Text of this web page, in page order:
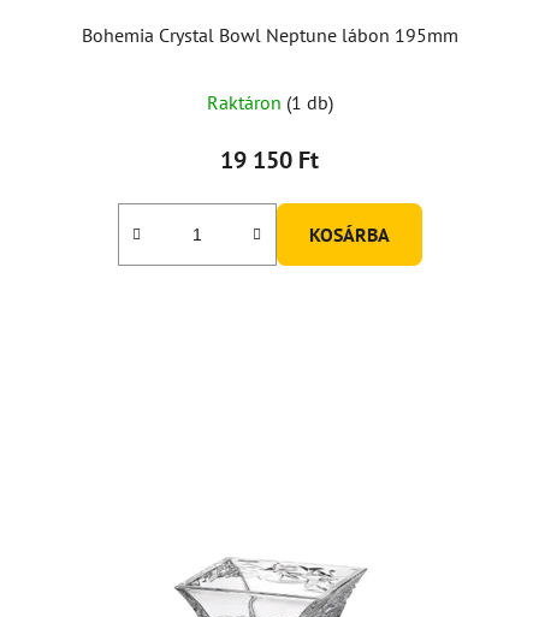
Bohemia Crystal Bowl Neptune lábon 195mm
Raktáron (1 db)
19 150 Ft
KOSÁRBA